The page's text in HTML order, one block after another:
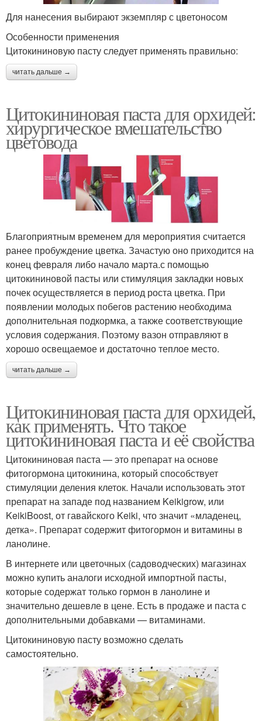
Для нанесения выбирают экземпляр с цветоносом
Особенности применения
Цитокининовую пасту следует применять правильно:
читать дальше →
Цитокининовая паста для орхидей:
хирургическое вмешательство
цветовода
Благоприятным временем для мероприятия считается
ранее пробуждение цветка. Зачастую оно приходится на
конец февраля либо начало марта.с помощью
цитокининовой пасты или стимуляция закладки новых
почек осуществляется в период роста цветка. При
появлении молодых побегов растению необходима
дополнительная подкормка, а также соответствующие
условия содержания. Поэтому вазон отправляют в
хорошо освещаемое и достаточно теплое место.
читать дальше →
Цитокининовая паста для орхидей,
как применять. Что такое
цитокининовая паста и её свойства
Цитокининовая паста — это препарат на основе
фитогормона цитокинина, который способствует
стимуляции деления клеток. Начали использовать этот
препарат на западе под названием Keikigrow, или
KeikiBoost, от гавайского Keiki, что значит «младенец,
детка». Препарат содержит фитогормон и витамины в
ланолине.
В интернете или цветочных (садоводческих) магазинах
можно купить аналоги исходной импортной пасты,
которые содержат только гормон в ланолине и
значительно дешевле в цене. Есть в продаже и паста с
дополнительными добавками — витаминами.
Цитокининовую пасту возможно сделать
самостоятельно.